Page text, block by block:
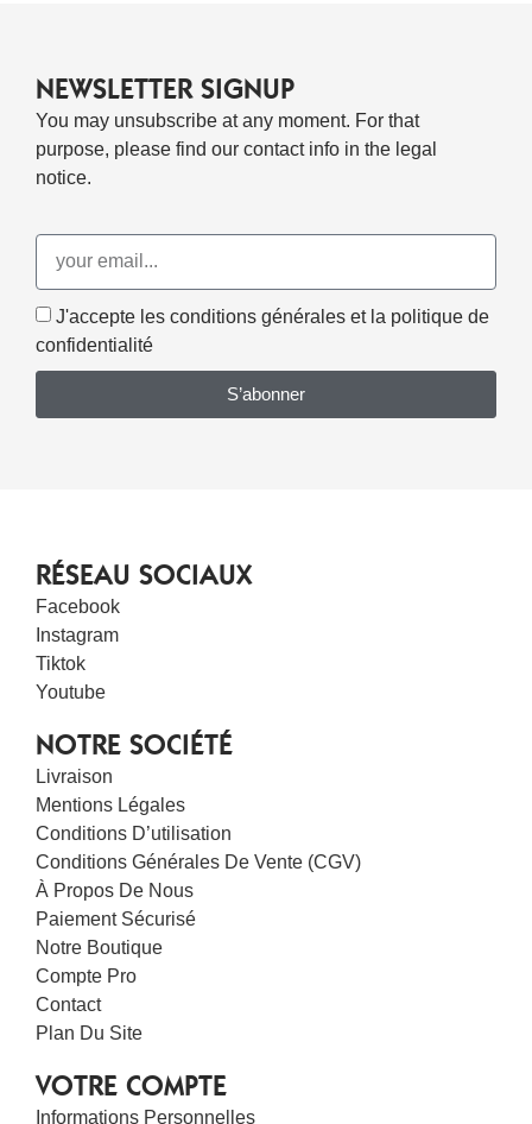
NEWSLETTER SIGNUP
You may unsubscribe at any moment. For that
purpose, please find our contact info in the legal
notice.
J'accepte les conditions générales et la politique de
confidentialité
S’abonner
RÉSEAU SOCIAUX
Facebook
Instagram
Tiktok
Youtube
NOTRE SOCIÉTÉ
Livraison
Mentions Légales
Conditions D’utilisation
Conditions Générales De Vente (CGV)
À Propos De Nous
Paiement Sécurisé
Notre Boutique
Compte Pro
Contact
Plan Du Site
VOTRE COMPTE
Informations Personnelles